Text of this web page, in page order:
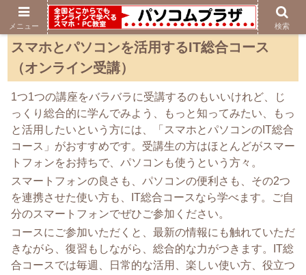
スマホとパソコンを活用するIT総合コース
（オンライン受講）
1つ1つの講座をバラバラに受講するのもいいけれど、じ
っくり総合的に学んでみよう、もっと知ってみたい、もっ
と活用したいという方には、「スマホとパソコンのIT総合
コース」がおすすめです。受講生の方はほとんどがスマー
トフォンをお持ちで、パソコンも使うという方々。
スマートフォンの良さも、パソコンの便利さも、その2つ
を連携させた使い方も、IT総合コースなら学べます。ご自
分のスマートフォンでぜひご参加ください。
コースにご参加いただくと、最新の情報にも触れていただ
きながら、復習もしながら、総合的な力がつきます。IT総
合コースでは毎週、日常的な活用、楽しい使い方、役立つ
メニュー 検索